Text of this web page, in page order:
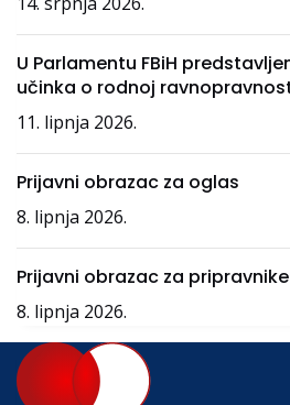
U Parlamentu FBiH
učinka o rodnoj
11. lipnja 2026.
Prijavni obrazac za oglas
8. lipnja 2026.
Prijavni obrazac za pripravnike
8. lipnja 2026.